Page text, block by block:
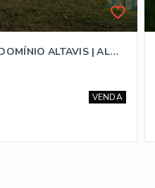
TERRENO À VENDA – CONDOMÍNIO ALTAVIS | ALDEIA DA SERRA
VENDA